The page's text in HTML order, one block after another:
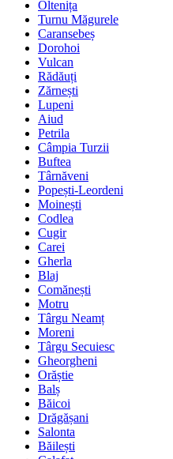
Oltenița
Turnu Măgurele
Caransebeș
Dorohoi
Vulcan
Rădăuți
Zărnești
Lupeni
Aiud
Petrila
Câmpia Turzii
Buftea
Târnăveni
Popești-Leordeni
Moinești
Codlea
Cugir
Carei
Gherla
Blaj
Comănești
Motru
Târgu Neamț
Moreni
Târgu Secuiesc
Gheorgheni
Orăștie
Balș
Băicoi
Drăgășani
Salonta
Băilești